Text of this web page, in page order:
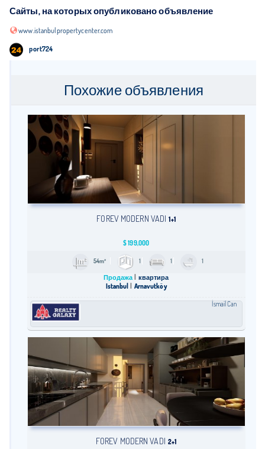
Сайты, на которых опубликовано объявление
www.istanbulpropertycenter.com
port724
Похожие объявления
FOREV MODERN VADI 1+1
$199,000
54m² 1 1 1
Продажа
квартира
Istanbul
Arnavutköy
İsmail Can
FOREV MODERN VADI 2+1